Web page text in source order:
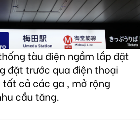
tàu điện ngầm lắp đặt
đặt trước qua điện thoại
cả các ga , mở rộng
cầu tăng.